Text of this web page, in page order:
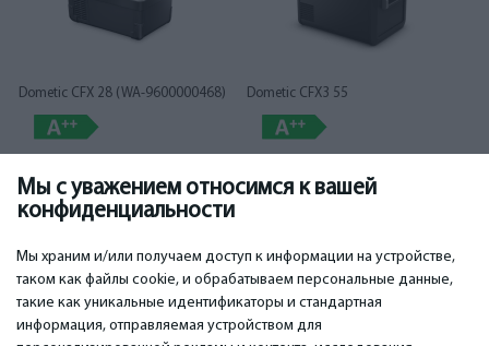
Мы с уважением относимся к вашей
конфиденциальности
Мы храним и/или получаем доступ к информации на устройстве,
таком как файлы cookie, и обрабатываем персональные данные,
такие как уникальные идентификаторы и стандартная
информация, отправляемая устройством для
Dometic CFX 28 (WA-9600000468)
980.00€
Dometic CFX3 55
1 019.00€
1 2